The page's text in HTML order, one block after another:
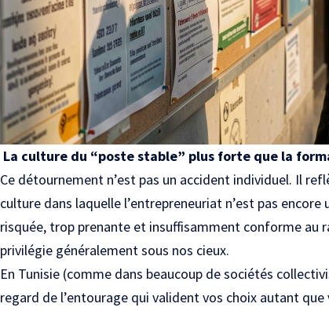
La culture du “poste stable” plus forte que la
Ce détournement n’est pas un accident individuel. Il
culture dans laquelle l’entrepreneuriat n’est pas
risquée, trop prenante et insuffisamment conforme au
privilégie généralement sous nos cieux.
En Tunisie (comme dans beaucoup de sociétés
regard de l’entourage qui valident vos choix autant